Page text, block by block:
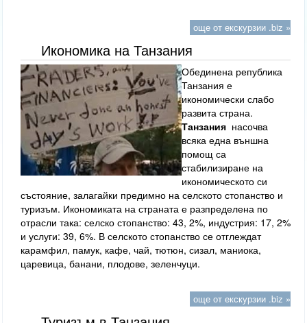
още от екскурзии .biz »
Икономика на Танзания
Обединена република
Танзания е
икономически слабо
развита страна.
Танзания насочва
всяка една външна
помощ са
стабилизиране на
икономическото си
състояние, залагайки предимно на селското стопанство и
туризъм. Икономиката на страната е разпределена по
отрасли така: селско стопанство: 43, 2%, индустрия: 17, 2%
и услуги: 39, 6%. В селското стопанство се отглеждат
карамфил, памук, кафе, чай, тютюн, сизал, маниока,
царевица, банани, плодове, зеленчуци.
още от екскурзии .biz »